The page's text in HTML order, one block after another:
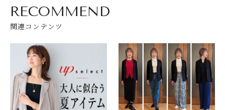
RECOMMEND
関連コンテンツ